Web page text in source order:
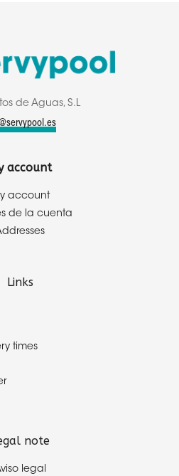
de Aguas, S.L
account
account
de la cuenta
Links
times
note
legal